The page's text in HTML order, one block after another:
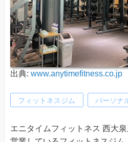
出典: www.anytimefitness.co.jp
フィットネスジム パーソナ
エニタイムフィットネス 西大